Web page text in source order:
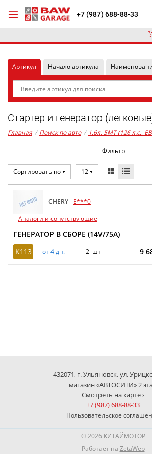
+7 (987) 688-88-33
Артикул Начало артикула
Стартер и генератор
Главная / Поиск по авто / 1,6л. 5MT (126 л.с.,
Фильтр
Сортировать по 12
CHERY
E***0
Аналоги и сопутствующие
ГЕНЕРАТОР В СБОРЕ (14V/75A)
K113
от 4 дн. 2 шт 9
432071, г. Ульяновск, ул.
магазин «АВТОСИТИ» 2
Смотреть на карте ›
+7 (987) 688-88-33
Пользовательское
© 2026 КИТАЙМОТОР
Работает на ZetaWeb